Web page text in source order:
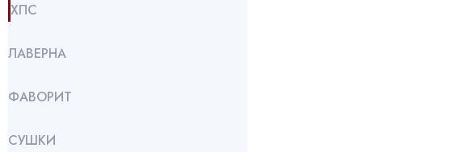
ХПС
ЛАВЕРНА
ФАВОРИТ
СУШКИ